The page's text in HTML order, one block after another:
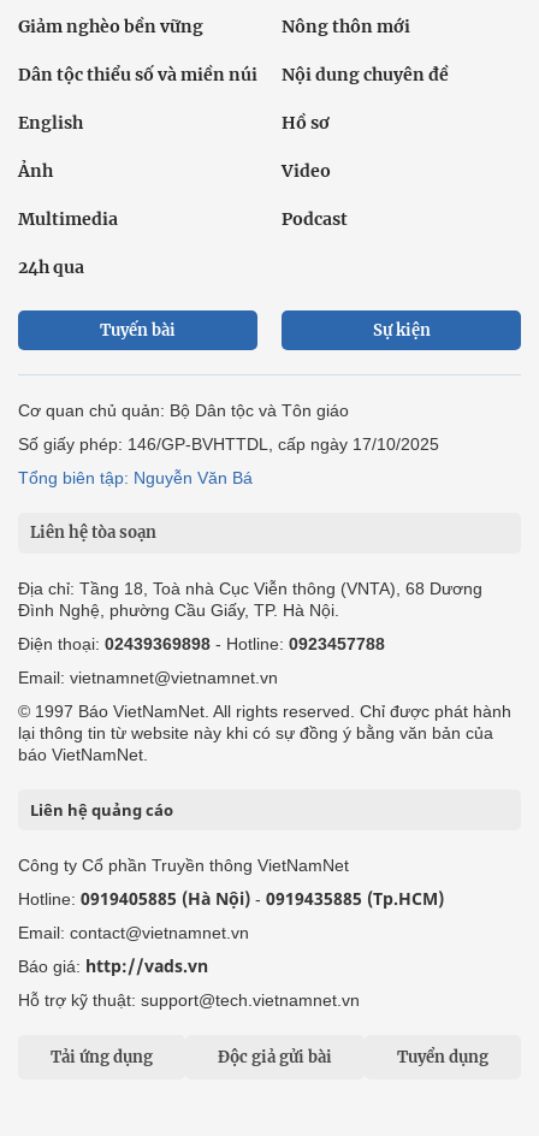
Giảm nghèo bền vững Nông thôn mới
Dân tộc thiểu số và miền núi Nội dung chuyên đề
English Hồ sơ
Ảnh Video
Multimedia Podcast
24h qua
Tuyến bài Sự kiện
Cơ quan chủ quản: Bộ Dân tộc và Tôn giáo
Số giấy phép: 146/GP-BVHTTDL, cấp ngày 17/10/2025
Tổng biên tập: Nguyễn Văn Bá
Liên hệ tòa soạn
Địa chỉ: Tầng 18, Toà nhà Cục Viễn thông (VNTA), 68 Dương
Đình Nghệ, phường Cầu Giấy, TP. Hà Nội.
Điện thoại: 02439369898 - Hotline: 0923457788
Email: vietnamnet@vietnamnet.vn
© 1997 Báo VietNamNet. All rights reserved. Chỉ được phát hành
lại thông tin từ website này khi có sự đồng ý bằng văn bản của
báo VietNamNet.
Liên hệ quảng cáo
Công ty Cổ phần Truyền thông VietNamNet
Hotline: 0919405885 (Hà Nội) - 0919435885 (Tp.HCM)
Email: contact@vietnamnet.vn
Báo giá: http://vads.vn
Hỗ trợ kỹ thuật: support@tech.vietnamnet.vn
Tải ứng dụng Độc giả gửi bài Tuyển dụng